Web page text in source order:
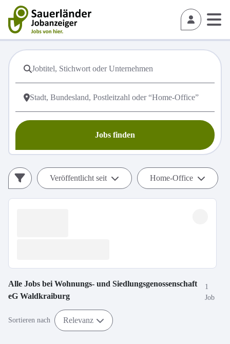
Jobs finden
Veröffentlicht seit Home-Office
Alle Jobs bei Wohnungs- und Siedlungsgenossenschaft
eG Waldkraiburg
1
Job
Sortieren nach Relevanz